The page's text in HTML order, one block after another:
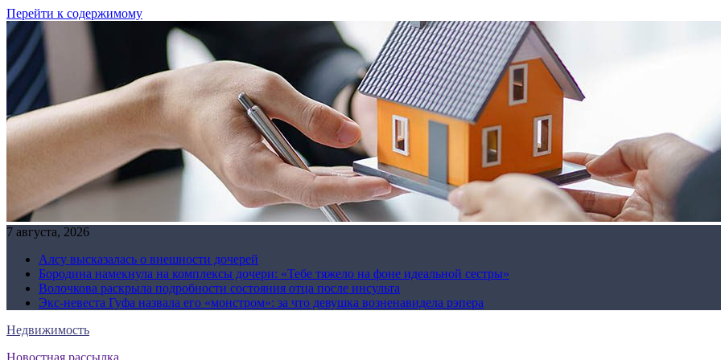
Перейти к содержимому
7 августа, 2026
Алсу высказалась о внешности дочерей
Бородина намекнула на комплексы дочери: «Тебе тяжело на фоне идеальной сестры»
Волочкова раскрыла подробности состояния отца после инсульта
Экс-невеста Гуфа назвала его «монстром»: за что девушка возненавидела рэпера
Недвижимость
Новостная рассылка